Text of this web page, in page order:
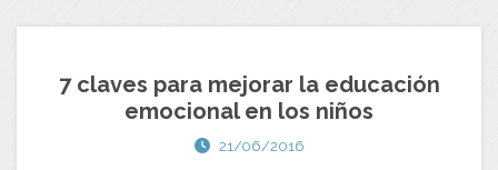
7 claves para mejorar la educación
emocional en los niños
21/06/2016